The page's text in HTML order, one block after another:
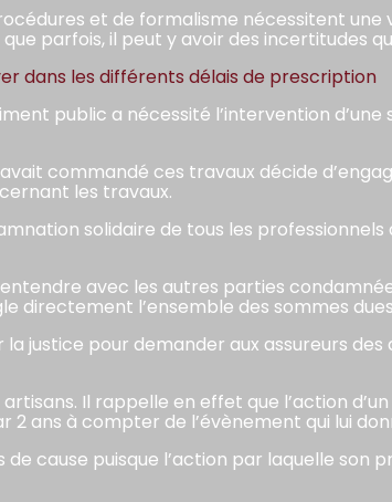
et de formalisme nécessitent
parfois, il peut y avoir des incertitudes
dans les différents délais de prescription
public a nécessité l’intervention
commandé ces travaux décide
les travaux.
solidaire de tous les
avec les autres parties
directement l’ensemble des sommes
la justice pour demander aux assureurs
artisans. Il rappelle en effet que l’action
ans à compter de l’évènement qui lui
de cause puisque l’action par laquelle